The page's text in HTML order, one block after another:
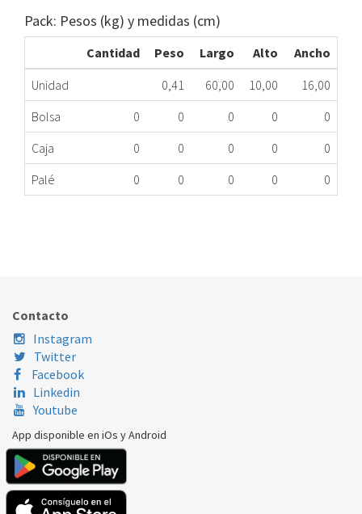
Pack: Pesos (kg) y medidas (cm)
Cantidad Peso Largo Alto
Ancho
Unidad
0,41 60,00 10,00
16,00
Bolsa
0 0 0 0
0
Caja
0 0 0 0
0
Palé
0 0 0 0 0
Contacto
Instagram
Twitter
Facebook
Linkedin
Youtube
App disponible en iOs y Android